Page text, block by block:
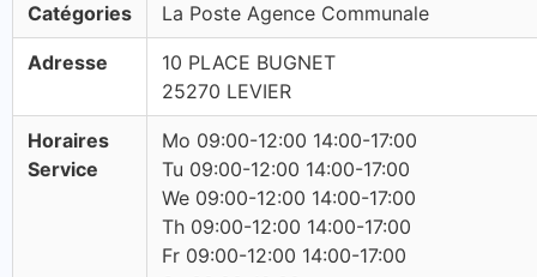
Catégories La Poste Agence Communale
Adresse
10 PLACE BUGNET
25270 LEVIER
Horaires
Service
Mo 09:00-12:00 14:00-17:00
Tu 09:00-12:00 14:00-17:00
We 09:00-12:00 14:00-17:00
Th 09:00-12:00 14:00-17:00
Fr 09:00-12:00 14:00-17:00